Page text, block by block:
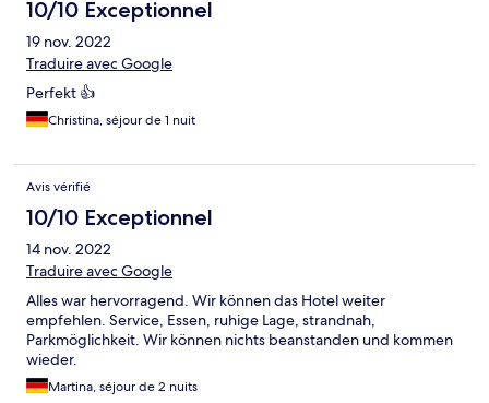
10/10 Exceptionnel
19 nov. 2022
Traduire avec Google
Perfekt 👍
Christina, séjour de 1 nuit
Avis vérifié
10/10 Exceptionnel
14 nov. 2022
Traduire avec Google
Alles war hervorragend. Wir können das Hotel weiter
empfehlen. Service, Essen, ruhige Lage, strandnah,
Parkmöglichkeit. Wir können nichts beanstanden und kommen
wieder.
Martina, séjour de 2 nuits